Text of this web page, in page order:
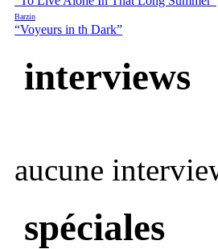
Barzin
“Voyeurs in th Dark”
interviews
aucune
spéciales